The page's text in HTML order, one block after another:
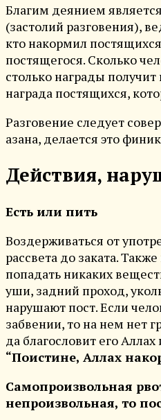
Благим деянием
(застолий разговения),
кто накормил
постящегося. Сколько
столько награды
награда постящихся,
Разговение следует
азана, делается это
Действия,
Есть или пить
Воздерживаться от
рассвета до заката.
попадать никаких
уши, задний проход,
нарушают пост. Если
забвении, то на нем нет
да благословит его
“Поистине, Аллах
Самопроизвольная
непроизвольная, то